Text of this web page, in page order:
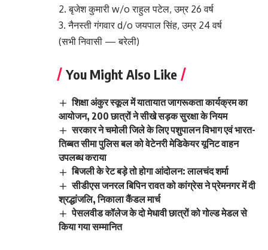
2. बृजेश कुमारी w/o राहुल पटेल, उम्र 26 वर्ष
3. नैनस्ती गंगवार d/o जयपाल सिंह, उम्र 24 वर्ष
(सभी निवासी — बरेली)
You Might Also Like
शिक्षा अंकुर स्कूल में यातायात जागरूकता कार्यक्रम का
आयोजन, 200 छात्रों ने सीखे सड़क सुरक्षा के नियम
सरकार ने चमोली जिले के लिए पशुपालन विभाग एवं भारत-
तिब्बत सीमा पुलिस बल को वेटेनरी मेडिकेयर यूनिट वाहन
उपलब्ध कराया
बिजली के रेट बड़े तो होगा आंदोलन: लालचंद शर्मा
सीडीएस जनरल बिपिन रावत को कांग्रेस ने प्रेमनगर में दी
श्रद्धांजलि, निकाला कैंडल मार्च
पेसलवीड कॉलेज के दो मेधावी छात्रों को गोल्ड मेडल से
किया गया सम्मानित